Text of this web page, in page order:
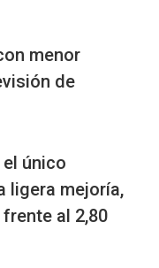
menor
de
único
ligera mejoría,
al 2,80